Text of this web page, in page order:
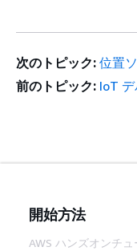
次のトピック: 位置
前のトピック: IoT
開始方法
AWS ハンズオンチ